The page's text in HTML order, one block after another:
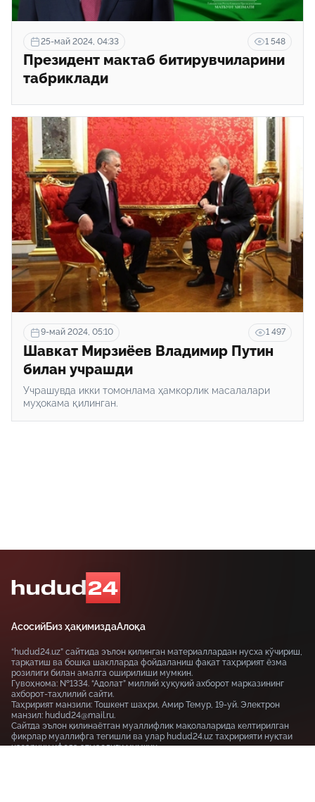
25-май 2024, 04:33 1 548
Президент мактаб битирувчиларини
табриклади
9-май 2024, 05:10 1 497
Шавкат Мирзиёев Владимир Путин
билан учрашди
Учрашувда икки томонлама ҳамкорлик масалалари
муҳокама қилинган.
АсосийБиз ҳақимиздаАлоқа
“hudud24.uz” сайтида эълон қилинган материаллардан нусха кўчириш,
тарқатиш ва бошқа шаклларда фойдаланиш фақат таҳририят ёзма
розилиги билан амалга оширилиши мумкин.
Гувоҳнома: №1334. “Адолат” миллий ҳуқуқий ахборот марказининг
ахборот-таҳлилий сайти.
Таҳририят манзили: Тошкент шаҳри, Амир Темур, 19-уй. Электрон
манзил: hudud24@mail.ru.
Сайтда эълон қилинаётган муаллифлик мақолаларида келтирилган
фикрлар муаллифга тегишли ва улар hudud24.uz таҳририяти нуқтаи
назарини ифода этмаслиги мумкин.